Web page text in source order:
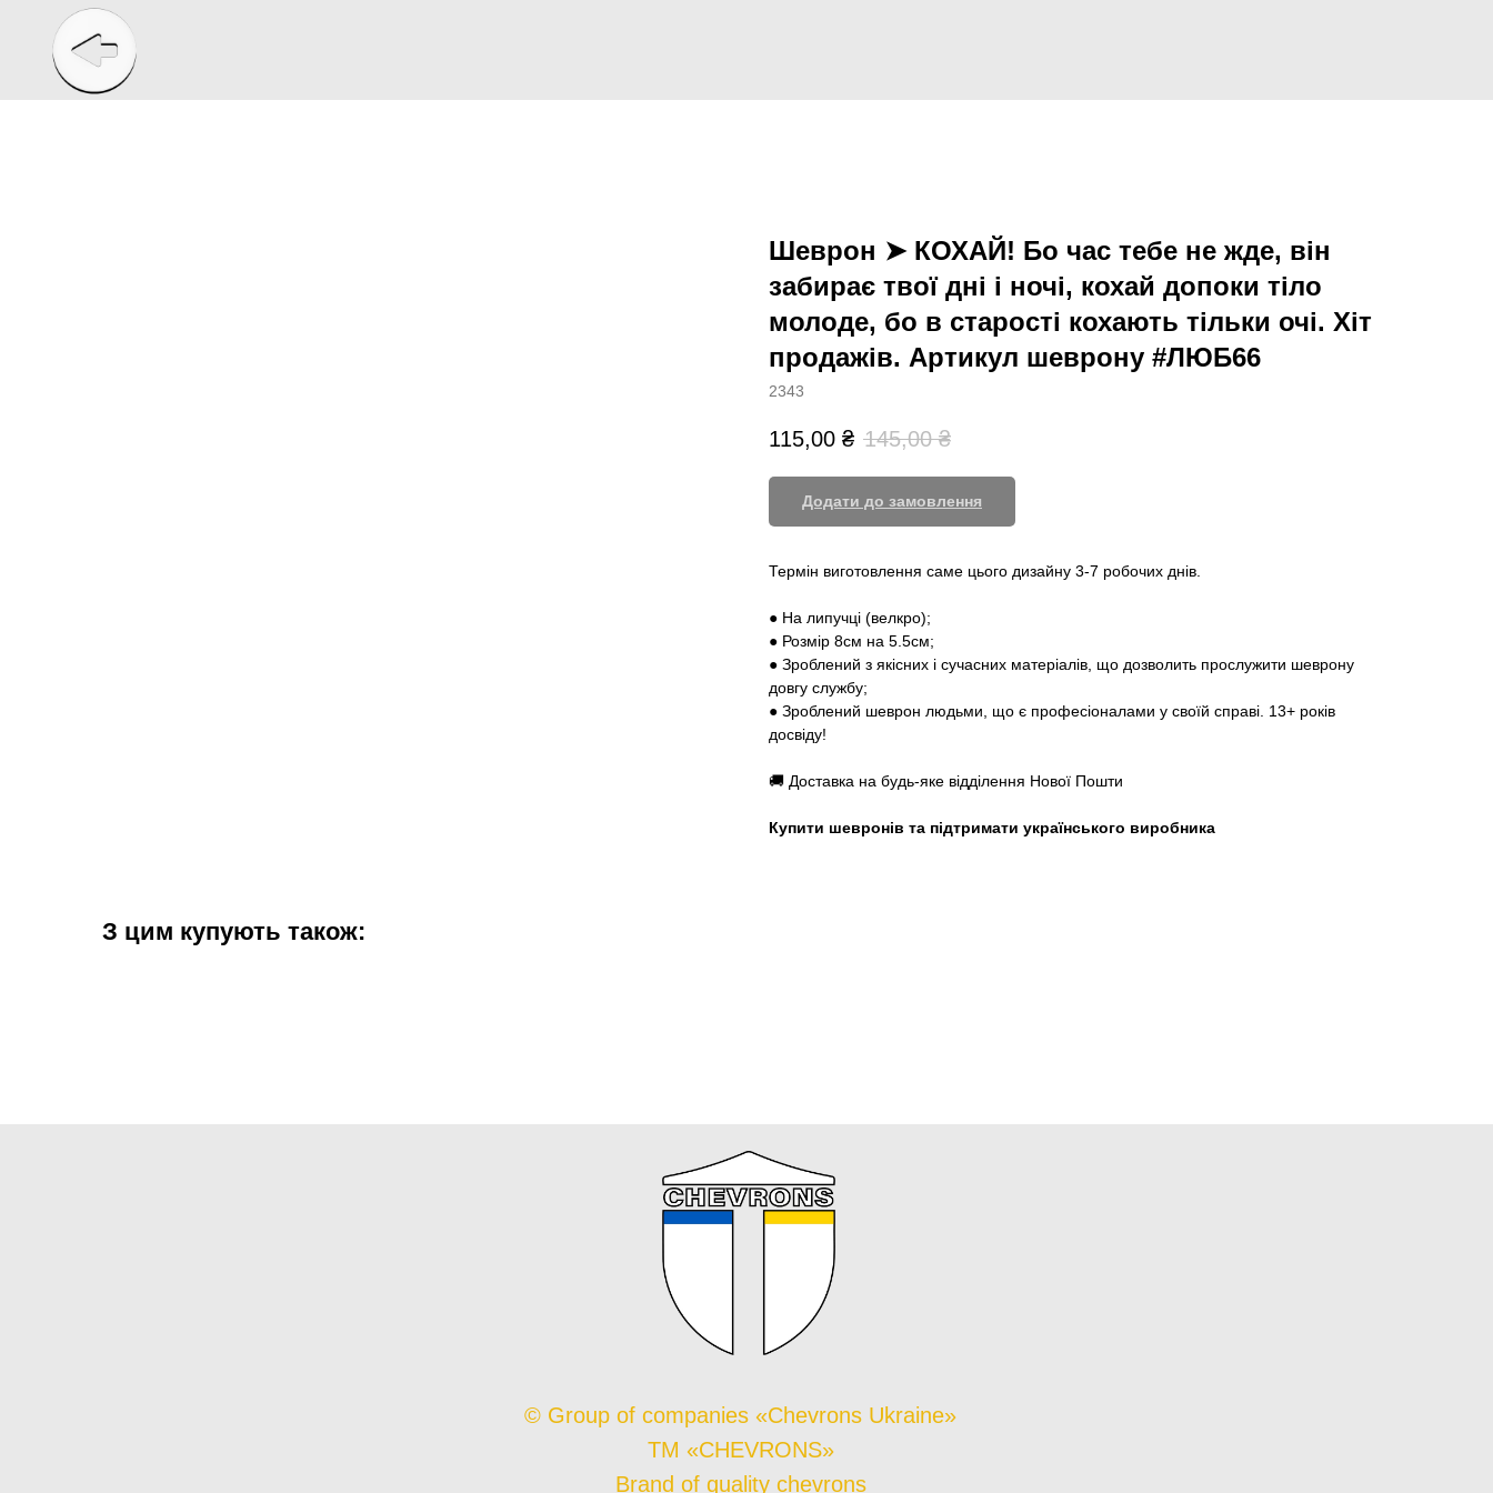
Шеврон ➤ КОХАЙ! Бо час тебе не жде, він
забирає твої дні і ночі, кохай допоки тіло
молоде, бо в старості кохають тільки очі. Хіт
продажів. Артикул шеврону #ЛЮБ66
2343
115,00 ₴ 145,00 ₴
Додати до замовлення
Термін виготовлення саме цього дизайну 3-7 робочих днів.
● На липучці (велкро);
● Розмір 8см на 5.5см;
● Зроблений з якісних і сучасних матеріалів, що дозволить прослужити шеврону
довгу службу;
● Зроблений шеврон людьми, що є професіоналами у своїй справі. 13+ років
досвіду!
🚚 Доставка на будь-яке відділення Нової Пошти
Купити шевронів та підтримати українського виробника
З цим купують також:
© Group of companies «Chevrons Ukraine»
TM «CHEVRONS»
Brand of quality chevrons